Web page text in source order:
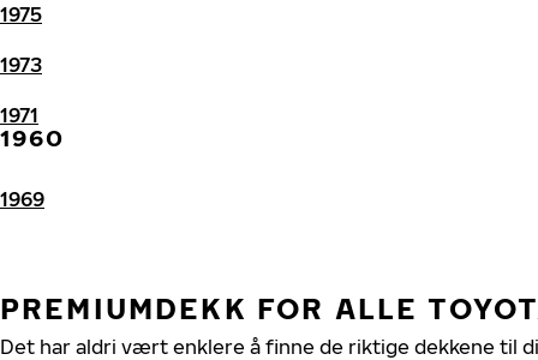
1975
1973
1971
1960
1969
PREMIUMDEKK FOR ALLE
Det har aldri vært enklere å finne de riktige dekkene til